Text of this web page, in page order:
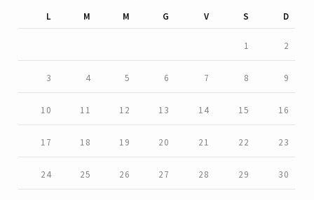
L
M M G V S D
1 2
3 4 5 6 7 8 9
10 11 12 13 14 15 16
17 18 19 20 21 22 23
24 25 26 27 28 29 30